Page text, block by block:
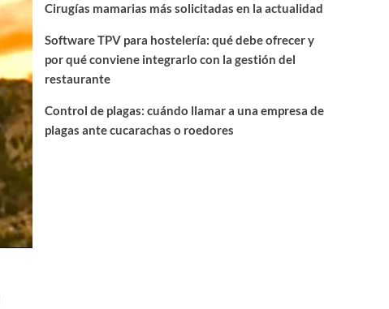
Cirugías mamarias más solicitadas en la actualidad
Software TPV para hostelería: qué debe ofrecer y
por qué conviene integrarlo con la gestión del
restaurante
Control de plagas: cuándo llamar a una empresa de
plagas ante cucarachas o roedores